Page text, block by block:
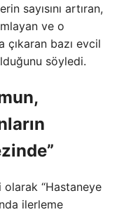
sayısını artıran,
ve o
bazı evcil
söyledi.
“Hastaneye
ilerleme